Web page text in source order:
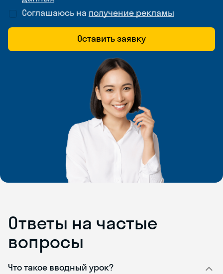
Соглашаюсь на получение рекламы
Оставить заявку
Ответы на частые
вопросы
Что такое вводный урок?